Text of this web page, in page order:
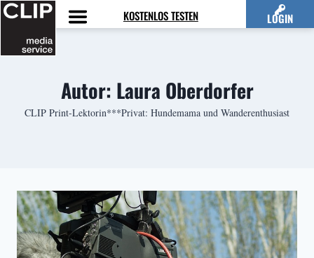
Zum
Inhalt
springen
KOSTENLOS TESTEN LOGIN
Autor: Laura Oberdorfer
CLIP Print-Lektorin***Privat: Hundemama und Wanderenthusiast